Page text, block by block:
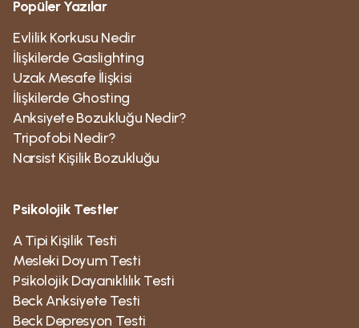
olduğu ve farklı davranmış olsak bile işler daha iyi
olmayabilirdi. Pişmanlık doğal ve geçmiş hatalardan
ders çıkarmak büyümenin ayrılmaz bir parçası olsa
da, değiştirilemeyen geçmiş bir olaya odaklanmak bir
kontrol yanılsamasıdır. Peki, şimdi kontrol
yanılsamasını bildiğimize göre, bu konuda ne
yapabiliriz?Zihinsel sağlığın temel taşlarından biri
esnekliktir; düşünme, davranma ve duygularımızla
edici ve ilgi çekici bir hayatın tadını çıkarma
kapasitemizi sınırlar. İronik olarak, katı kontrol
duygusunu bırakarak, esnek bir pozisyondan daha
fazla "kontrol" elde edebiliriz. Bu, hayatın farklı
alanlarında sahip olduğumuz kontrol derecesinin
sınırlı olduğunu kabul etmeyi ve her şeyi dar bir şekilde
Popüler Yazılar
Evlilik Korkusu Nedir
İlişkilerde Gaslighting
Uzak Mesafe İlişkisi
İlişkilerde Ghosting
Anksiyete Bozukluğu Nedir?
Tripofobi Nedir?
Narsist Kişilik Bozukluğu
Psikolojik Testler
A Tipi Kişilik Testi
Mesleki Doyum Testi
Psikolojik Dayanıklılık Testi
Beck Anksiyete Testi
Beck Depresyon Testi